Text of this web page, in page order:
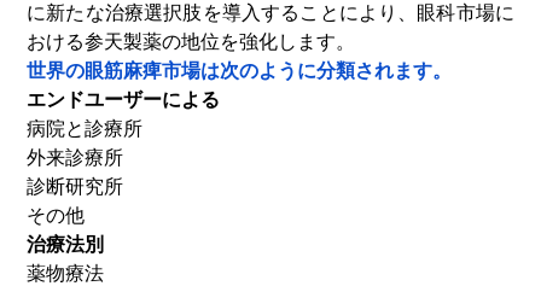
に新たな治療選択肢を導入することにより、眼科市場に
おける参天製薬の地位を強化します。
世界の眼筋麻痺市場は次のように分類されます。
エンドユーザーによる
病院と診療所
外来診療所
診断研究所
その他
治療法別
薬物療法